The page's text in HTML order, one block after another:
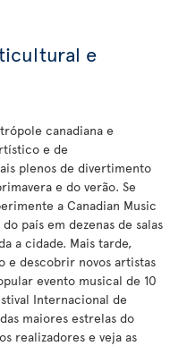
e
canadiana e
e de
plenos de divertimento
e do verão. Se
a Canadian Music
país em dezenas de salas
a cidade. Mais tarde,
e descobrir novos artistas
evento musical de 10
Internacional de
maiores estrelas do
realizadores e veja as